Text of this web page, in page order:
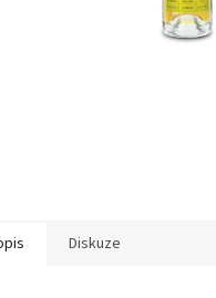
Diskuze